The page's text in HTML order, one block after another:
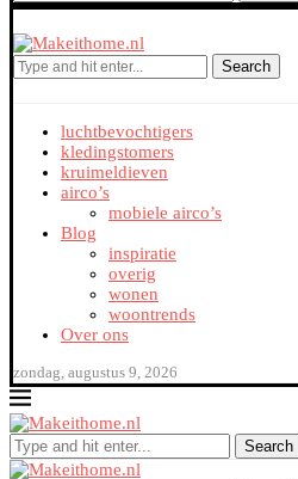
Search
luchtbevochtigers
kledingstomers
kruimeldieven
airco’s
mobiele airco’s
Blog
inspiratie
overig
wonen
woontrends
Over ons
zondag, augustus 9, 2026
Search